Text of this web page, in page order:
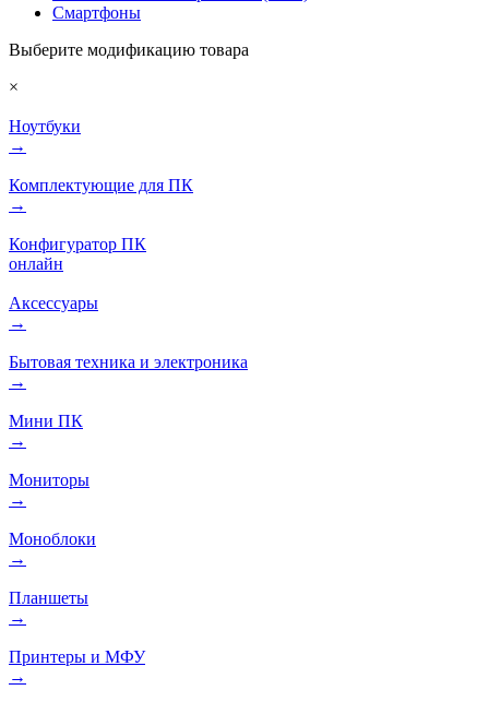
Смартфоны
Выберите модификацию товара
×
Ноутбуки
→
Комплектующие для ПК
→
Конфигуратор ПК
онлайн
Аксессуары
→
Бытовая техника и электроника
→
Мини ПК
→
Мониторы
→
Моноблоки
→
Планшеты
→
Принтеры и МФУ
→